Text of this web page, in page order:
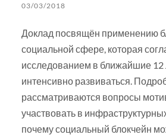
03/03/2018
Доклад посвящён применению
социальной сфере, которая
исследованием в ближайшие 12
интенсивно развиваться.
рассматриваются вопросы
участвовать в
почему социальный блокчейн